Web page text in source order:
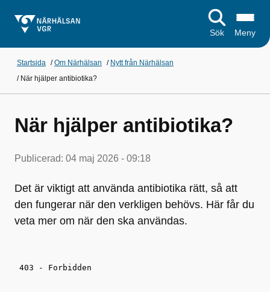
Sök Meny
Startsida /Om Närhälsan / Nytt från Närhälsan
/ När hjälper antibiotika?
När hjälper antibiotika?
Publicerad: 04 maj 2026 - 09:18
Det är viktigt att använda antibiotika rätt, så att
den fungerar när den verkligen behövs. Här får du
veta mer om när den ska användas.